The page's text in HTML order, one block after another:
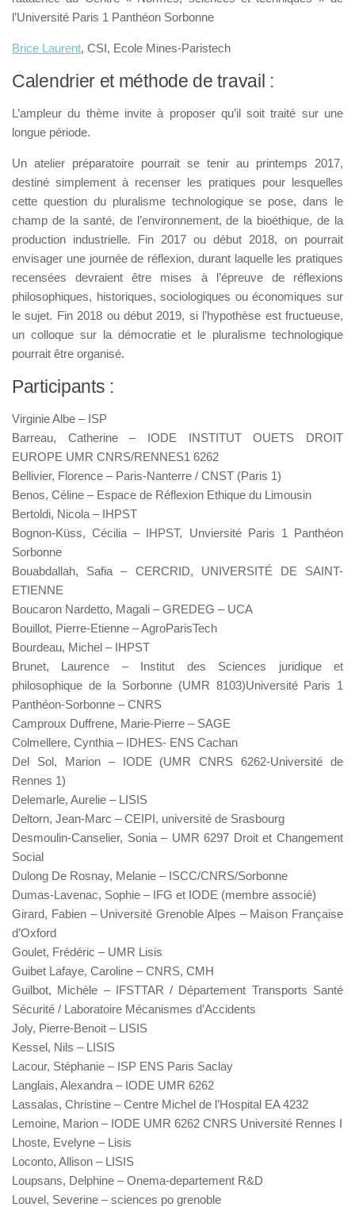
l’Université Paris 1 Panthéon Sorbonne
Brice Laurent, CSI, Ecole Mines-Paristech
Calendrier et méthode de travail :
L’ampleur du thème invite à proposer qu’il soit traité sur une
longue période.
Un atelier préparatoire pourrait se tenir au printemps 2017,
destiné simplement à recenser les pratiques pour lesquelles
cette question du pluralisme technologique se pose, dans le
champ de la santé, de l’environnement, de la bioéthique, de la
production industrielle. Fin 2017 ou début 2018, on pourrait
envisager une journée de réflexion, durant laquelle les pratiques
recensées devraient être mises à l’épreuve de réflexions
philosophiques, historiques, sociologiques ou économiques sur
le sujet. Fin 2018 ou début 2019, si l’hypothèse est fructueuse,
un colloque sur la démocratie et le pluralisme technologique
pourrait être organisé.
Participants :
Virginie Albe – ISP
Barreau, Catherine – IODE INSTITUT OUETS DROIT
EUROPE UMR CNRS/RENNES1 6262
Bellivier, Florence – Paris-Nanterre / CNST (Paris 1)
Benos, Céline – Espace de Réflexion Ethique du Limousin
Bertoldi, Nicola – IHPST
Bognon-Küss, Cécilia – IHPST, Unviersité Paris 1 Panthéon
Sorbonne
Bouabdallah, Safia – CERCRID, UNIVERSITÉ DE SAINT-
ETIENNE
Boucaron Nardetto, Magali – GREDEG – UCA
Bouillot, Pierre-Etienne – AgroParisTech
Bourdeau, Michel – IHPST
Brunet, Laurence – Institut des Sciences juridique et
philosophique de la Sorbonne (UMR 8103)Université Paris 1
Panthéon-Sorbonne – CNRS
Camproux Duffrene, Marie-Pierre – SAGE
Colmellere, Cynthia – IDHES- ENS Cachan
Del Sol, Marion – IODE (UMR CNRS 6262-Université de
Rennes 1)
Delemarle, Aurelie – LISIS
Deltorn, Jean-Marc – CEIPI, université de Srasbourg
Desmoulin-Canselier, Sonia – UMR 6297 Droit et Changement
Social
Dulong De Rosnay, Melanie – ISCC/CNRS/Sorbonne
Dumas-Lavenac, Sophie – IFG et IODE (membre associé)
Girard, Fabien – Université Grenoble Alpes – Maison Française
d’Oxford
Goulet, Frédéric – UMR Lisis
Guibet Lafaye, Caroline – CNRS, CMH
Guilbot, Michèle – IFSTTAR / Département Transports Santé
Sécurité / Laboratoire Mécanismes d’Accidents
Joly, Pierre-Benoit – LISIS
Kessel, Nils – LISIS
Lacour, Stéphanie – ISP ENS Paris Saclay
Langlais, Alexandra – IODE UMR 6262
Lassalas, Christine – Centre Michel de l’Hospital EA 4232
Lemoine, Marion – IODE UMR 6262 CNRS Université Rennes I
Lhoste, Evelyne – Lisis
Loconto, Allison – LISIS
Loupsans, Delphine – Onema-departement R&D
Louvel, Severine – sciences po grenoble